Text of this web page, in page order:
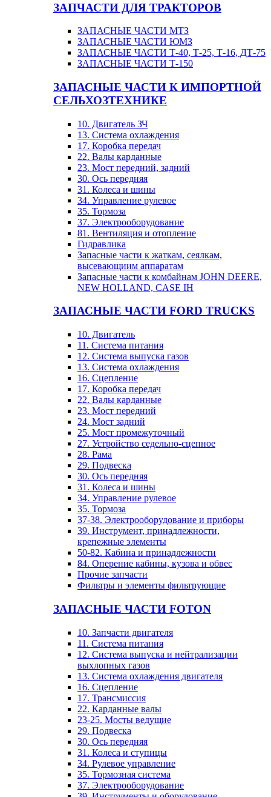
ЗАПЧАСТИ ДЛЯ ТРАКТОРОВ
ЗАПАСНЫЕ ЧАСТИ МТЗ
ЗАПАСНЫЕ ЧАСТИ ЮМЗ
ЗАПАСНЫЕ ЧАСТИ Т-40, Т-25, Т-16, ДТ-75
ЗАПАСНЫЕ ЧАСТИ Т-150
ЗАПАСНЫЕ ЧАСТИ К ИМПОРТНОЙ
СЕЛЬХОЗТЕХНИКЕ
10. Двигатель ЗЧ
13. Система охлаждения
17. Коробка передач
22. Валы карданные
23. Мост передний, задний
30. Ось передняя
31. Колеса и шины
34. Управление рулевое
35. Тормоза
37. Электрооборудование
81. Вентиляция и отопление
Гидравлика
Запасные части к жаткам, сеялкам,
высевающиим аппаратам
Запасные части к комбайнам JOHN DEERE,
NEW HOLLAND, CASE IH
ЗАПАСНЫЕ ЧАСТИ FORD TRUCKS
10. Двигатель
11. Система питания
12. Система выпуска газов
13. Система охлаждения
16. Сцепление
17. Коробка передач
22. Валы карданные
23. Мост передний
24. Мост задний
25. Мост промежуточный
27. Устройство седельно-сцепное
28. Рама
29. Подвеска
30. Ось передняя
31. Колеса и шины
34. Управление рулевое
35. Тормоза
37-38. Электрооборудование и приборы
39. Инструмент, принадлежности,
крепежные элементы
50-82. Кабина и принадлежности
84. Оперение кабины, кузова и обвес
Прочие запчасти
Фильтры и элементы фильтрующие
ЗАПАСНЫЕ ЧАСТИ FOTON
10. Запчасти двигателя
11. Система питания
12. Система выпуска и нейтрализации
выхлопных газов
13. Система охлаждения двигателя
16. Сцепление
17. Трансмиссия
22. Карданные валы
23-25. Мосты ведущие
29. Подвеска
30. Ось передняя
31. Колеса и ступицы
34. Рулевое управление
35. Тормозная система
37. Электрооборудование